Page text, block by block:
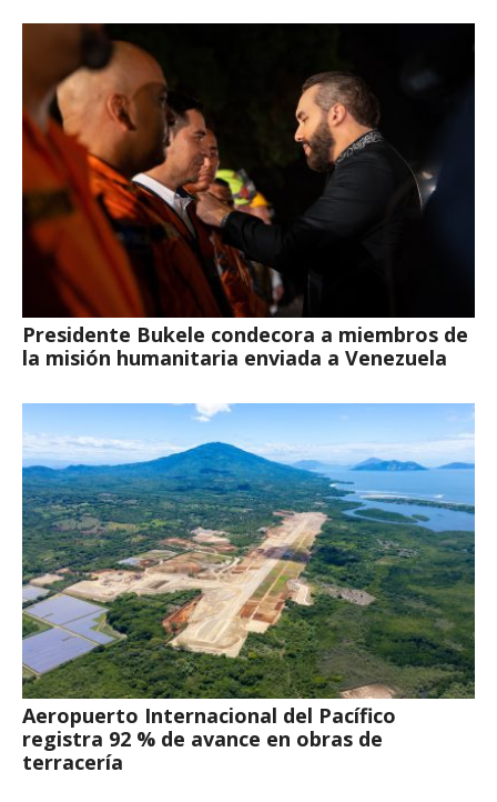
Presidente Bukele condecora a miembros de
la misión humanitaria enviada a Venezuela
Aeropuerto Internacional del Pacífico
registra 92 % de avance en obras de
terracería